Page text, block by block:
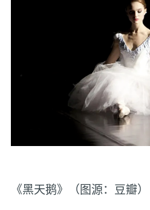
《黑天鹅》（图源：豆瓣）